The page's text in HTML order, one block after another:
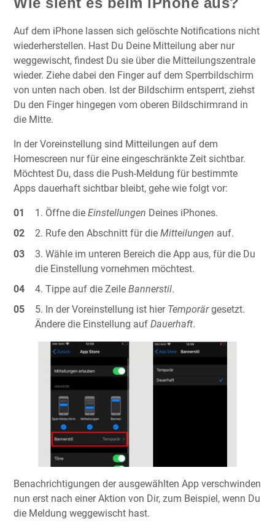
Auf dem iPhone lassen sich gelöschte Notifications nicht
wiederherstellen. Hast Du Deine Mitteilung aber nur
weggewischt, findest Du sie über die Mitteilungszentrale
wieder. Ziehe dabei den Finger auf dem Sperrbildschirm
von unten nach oben. Ist der Bildschirm entsperrt, ziehst
Du den Finger hingegen vom oberen Bildschirmrand in
die Mitte.
In der Voreinstellung sind Mitteilungen auf dem
Homescreen nur für eine eingeschränkte Zeit sichtbar.
Möchtest Du, dass die Push-Meldung für bestimmte
Apps dauerhaft sichtbar bleibt, gehe wie folgt vor:
Öffne dieEinstellungen Deines iPhones.
Rufe den Abschnitt für dieMitteilungen auf.
Wähle im unteren Bereich die App aus, für die Du
die Einstellung vornehmen möchtest.
Tippe auf die ZeileBannerstil.
In der Voreinstellung ist hier Temporärgesetzt.
Ändere die Einstellung aufDauerhaft.
Benachrichtigungen der ausgewählten App verschwinden
nun erst nach einer Aktion von Dir, zum Beispiel, wenn Du
die Meldung weggewischt hast.